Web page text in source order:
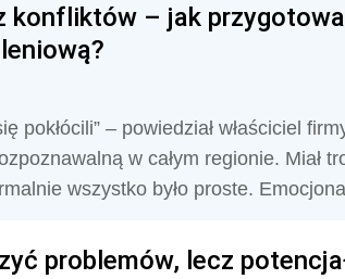
konfliktów – jak
pokłócili” – powiedział właściciel
w całym regionie. Miał
wszystko było proste.
problemów, lecz